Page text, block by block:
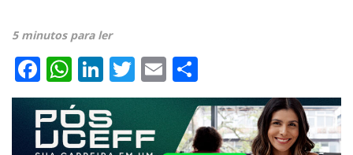
5 minutos para ler
Facebook
WhatsApp
LinkedIn
Twitter
Email